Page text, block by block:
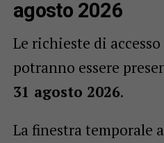
agosto 2026
Le richieste di
potranno essere
31 agosto 2026.
La finestra temporale